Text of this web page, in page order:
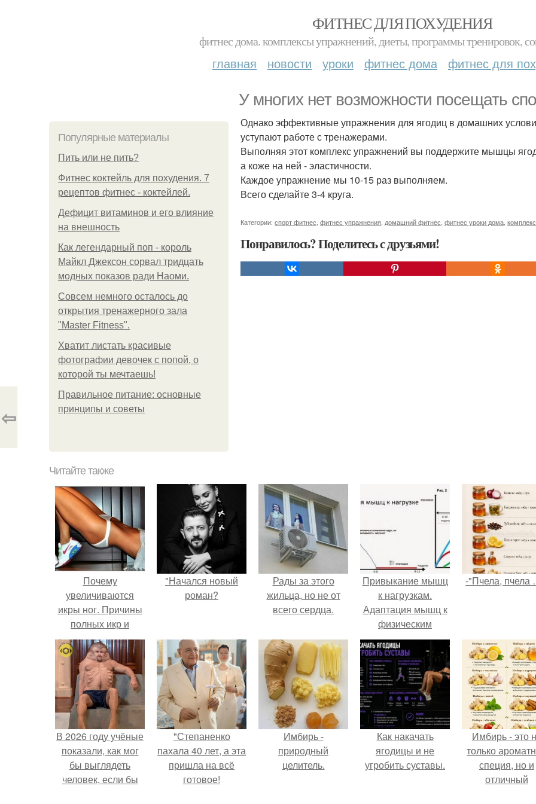
ФИТНЕС ДЛЯ ПОХУДЕНИЯ
фитнес дома. комплексы упражнений, диеты, программы тренировок,
главная новости уроки фитнес дома фитнес для
У многих нет возможности посещать
Популярные материалы
Пить или не пить?
Фитнес коктейль для похудения. 7
рецептов фитнес - коктейлей.
Дефицит витаминов и его влияние
на внешность
Как легендарный поп - король
Майкл Джексон сорвал тридцать
модных показов ради Наоми.
Совсем немного осталось до
открытия тренажерного зала
"Master Fitness".
Хватит листать красивые
фотографии девочек с попой, о
которой ты мечтаешь!
Правильное питание: основные
принципы и советы
Однако эффективные упражнения для ягодиц в домашних
уступают работе с тренажерами.
Выполняя этот комплекс упражнений вы поддержите мышцы
а коже на ней - эластичности.
Каждое упражнение мы 10-15 раз выполняем.
Всего сделайте 3-4 круга.
Категории: спорт фитнес фитнес упражнения домашний фитнес фитнес уроки дома
Понравилось? Поделитесь с друзьями!
⇦
Читайте также
Почему
увеличиваются
икры ног. Причины
полных икр и
варианты, как
сделать икры ног
тоньше.
"Начался новый
роман?
Рады за этого
жильца, но не от
всего сердца.
Привыкание мышц
к нагрузкам.
Адаптация мышц к
физическим
нагрузкам.
-"Пчела, пчела
В 2026 году учёные
показали, как мог
бы выглядеть
человек, если бы
"Степаненко
пахала 40 лет, а эта
пришла на всё
готовое!
Имбирь -
природный
целитель.
Как накачать
ягодицы и не
угробить суставы.
Имбирь - это
только
специя, но и
отличный